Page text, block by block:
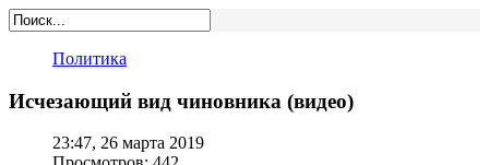
Политика
Исчезающий вид чиновника (видео)
23:47, 26 марта 2019